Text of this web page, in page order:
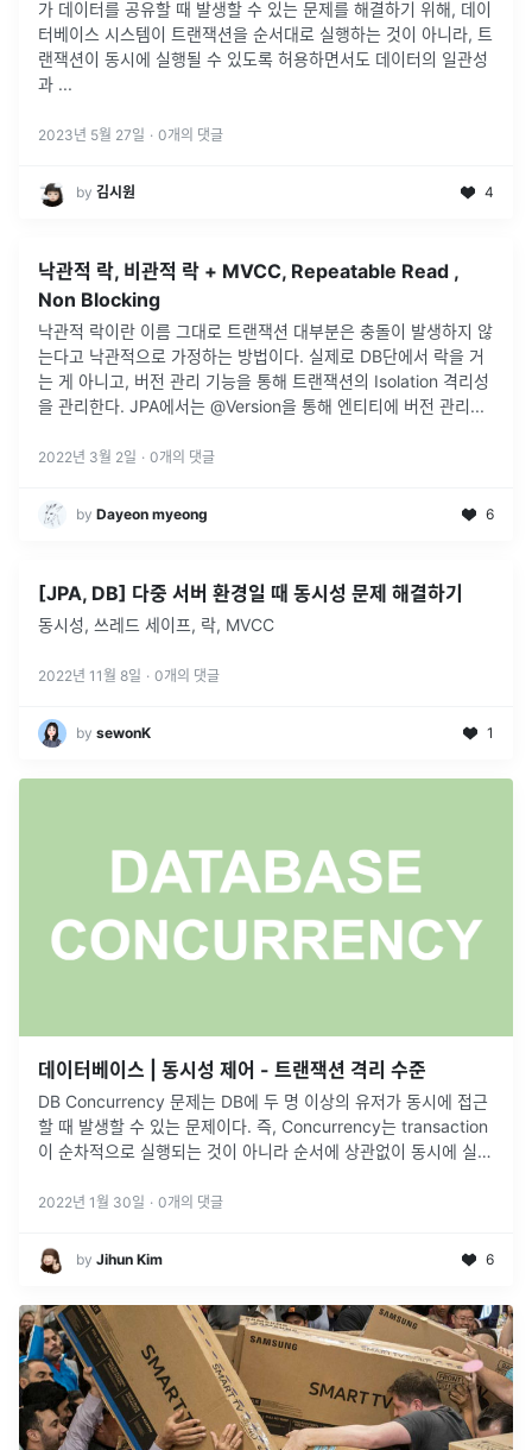
가 데이터를 공유할 때 발생할 수 있는 문제를 해결하기 위해, 데이
터베이스 시스템이 트랜잭션을 순서대로 실행하는 것이 아니라, 트
랜잭션이 동시에 실행될 수 있도록 허용하면서도 데이터의 일관성
과 ...
2023년 5월 27일 · 0개의 댓글
by 김시원 4
낙관적 락, 비관적 락 + MVCC, Repeatable Read ,
Non Blocking
낙관적 락이란 이름 그대로 트랜잭션 대부분은 충돌이 발생하지 않
는다고 낙관적으로 가정하는 방법이다. 실제로 DB단에서 락을 거
는 게 아니고, 버전 관리 기능을 통해 트랜잭션의 Isolation 격리성
을 관리한다. JPA에서는 @Version을 통해 엔티티에 버전 관리...
2022년 3월 2일 · 0개의 댓글
by Dayeon myeong 6
[JPA, DB] 다중 서버 환경일 때 동시성 문제 해결하기
동시성, 쓰레드 세이프, 락, MVCC
2022년 11월 8일 · 0개의 댓글
by sewonK 1
데이터베이스 | 동시성 제어 - 트랜잭션 격리 수준
DB Concurrency 문제는 DB에 두 명 이상의 유저가 동시에 접근
할 때 발생할 수 있는 문제이다. 즉, Concurrency는 transaction
이 순차적으로 실행되는 것이 아니라 순서에 상관없이 동시에 실행
2022년 1월 30일 · 0개의 댓글
by Jihun Kim 6